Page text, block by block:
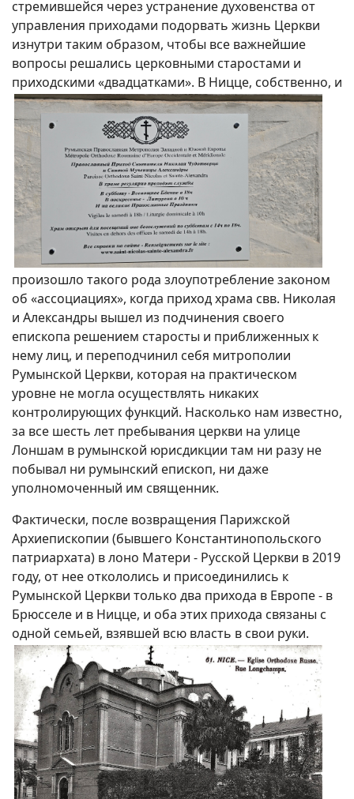
стремившейся через устранение духовенства от
управления приходами подорвать жизнь Церкви
изнутри таким образом, чтобы все важнейшие
вопросы решались церковными старостами и
приходскими «двадцатками». В Ницце, собственно, и
произошло такого рода злоупотребление законом
об «ассоциациях», когда приход храма свв. Николая
и Александры вышел из подчинения своего
епископа решением старосты и приближенных к
нему лиц, и переподчинил себя митрополии
Румынской Церкви, которая на практическом
уровне не могла осуществлять никаких
контролирующих функций. Насколько нам известно,
за все шесть лет пребывания церкви на улице
Лоншам в румынской юрисдикции там ни разу не
побывал ни румынский епископ, ни даже
уполномоченный им священник.
Фактически, после возвращения Парижской
Архиепископии (бывшего Константинопольского
патриархата) в лоно Матери - Русской Церкви в 2019
году, от нее откололись и присоединились к
Румынской Церкви только два прихода в Европе - в
Брюсселе и в Ницце, и оба этих прихода связаны с
одной семьей, взявшей всю власть в свои руки.